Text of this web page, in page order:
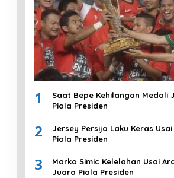
1
Saat Bepe Kehilangan Medali
Piala Presiden
2
Jersey Persija Laku Keras
Piala Presiden
3
Marko Simic Kelelahan Usai
Juara Piala Presiden